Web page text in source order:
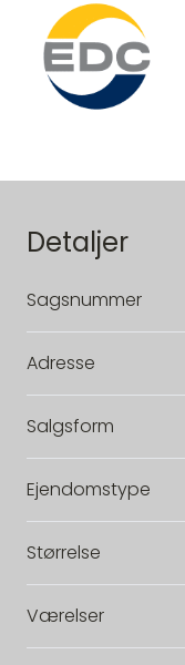
Detaljer
Sagsnummer
Adresse
Salgsform
Ejendomstype
Størrelse
Værelser